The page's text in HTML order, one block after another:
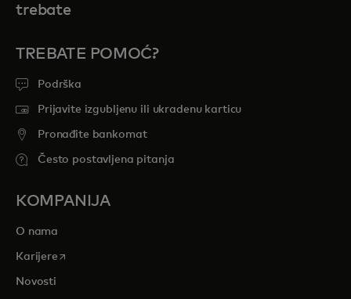
trebate
TREBATE POMOĆ?
Podrška
Prijavite izgubljenu ili ukradenu karticu
Pronađite bankomat
Često postavljena pitanja
KOMPANIJA
O nama
Karijereopens in a new tab
Novosti